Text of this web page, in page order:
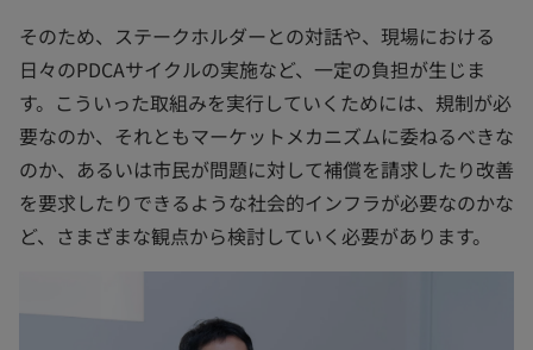
そのため、ステークホルダーとの対話や、現場における
日々のPDCAサイクルの実施など、一定の負担が生じま
す。こういった取組みを実行していくためには、規制が必
要なのか、それともマーケットメカニズムに委ねるべきな
のか、あるいは市民が問題に対して補償を請求したり改善
を要求したりできるような社会的インフラが必要なのかな
ど、さまざまな観点から検討していく必要があります。